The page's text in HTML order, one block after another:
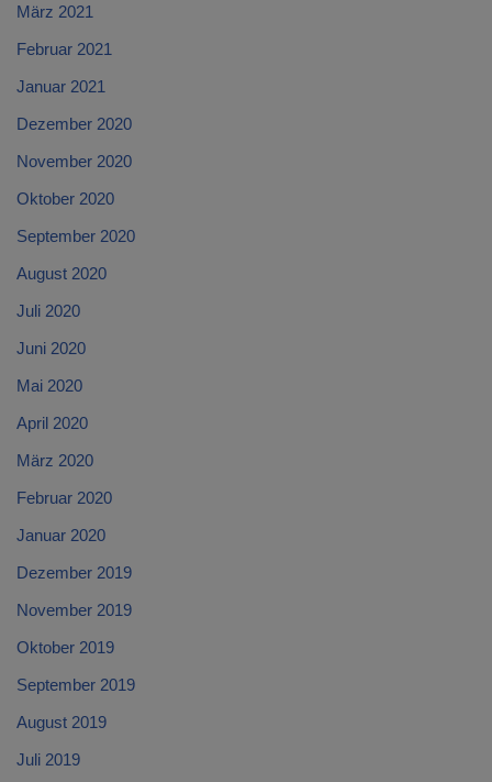
März 2021
Februar 2021
Januar 2021
Dezember 2020
November 2020
Oktober 2020
September 2020
August 2020
Juli 2020
Juni 2020
Mai 2020
April 2020
März 2020
Februar 2020
Januar 2020
Dezember 2019
November 2019
Oktober 2019
September 2019
August 2019
Juli 2019